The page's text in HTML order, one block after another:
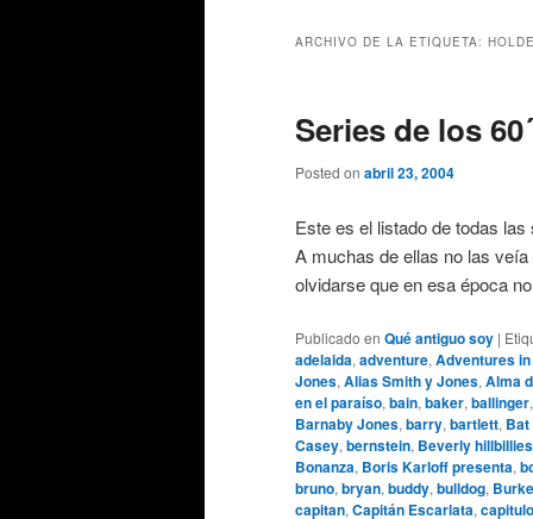
ARCHIVO DE LA ETIQUETA:
Series de los
Posted on abril 23, 2004
Este es el listado de todas
A muchas de ellas no las
olvidarse que en esa época
Publicado en Qué antiguo soy |
adelaida, adventure, Adventures
Jones, Alias Smith y Jones, Alma
en el paraíso, bain, baker, ballinger,
Barnaby Jones, barry, bartlett,
Casey, bernstein, Beverly hillbillies
Bonanza, Boris Karloff presenta,
bruno, bryan, buddy, bulldog,
capitan, Capitán Escarlata, capitulo